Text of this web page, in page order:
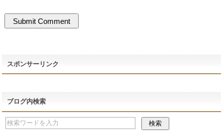
スポンサーリンク
ブログ内検索